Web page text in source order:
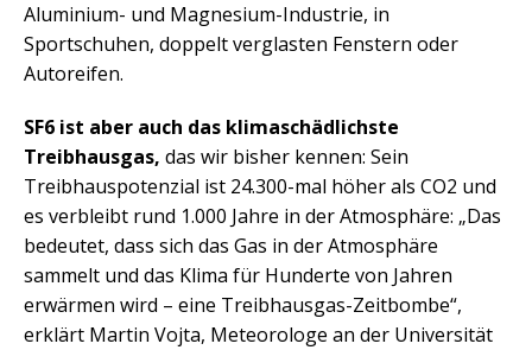
Aluminium- und Magnesium-Industrie, in
Sportschuhen, doppelt verglasten Fenstern oder
Autoreifen.
SF6 ist aber auch das klimaschädlichste
Treibhausgas, das wir bisher kennen: Sein
Treibhauspotenzial ist 24.300-mal höher als CO2 und
es verbleibt rund 1.000 Jahre in der Atmosphäre: „Das
bedeutet, dass sich das Gas in der Atmosphäre
sammelt und das Klima für Hunderte von Jahren
erwärmen wird – eine Treibhausgas-Zeitbombe“,
erklärt Martin Vojta, Meteorologe an der Universität